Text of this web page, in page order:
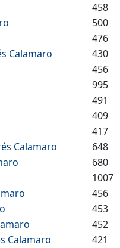
458
500
476
Calamaro
430
456
995
491
409
417
Calamaro
648
680
1007
456
453
452
Calamaro
421